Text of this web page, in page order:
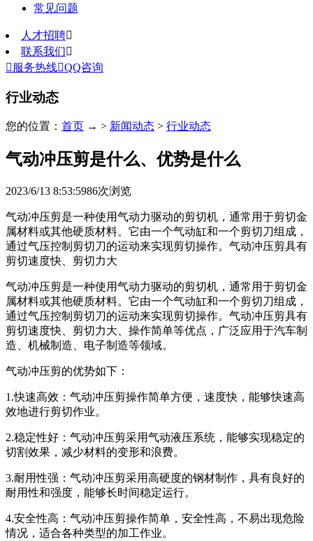
常见问题
人才招聘
联系我们
 服务热线QQ咨询
行业动态
您的位置： 首页 → > 新闻动态 > 行业动态
气动冲压剪是什么、优势是什么
2023/6/13 8:53:5986次浏览
气动冲压剪是一种使用气动力驱动的剪切机，通常用于剪切金
属材料或其他硬质材料。它由一个气动缸和一个剪切刀组成，
通过气压控制剪切刀的运动来实现剪切操作。气动冲压剪具有
剪切速度快、剪切力大
气动冲压剪是一种使用气动力驱动的剪切机，通常用于剪切金
属材料或其他硬质材料。它由一个气动缸和一个剪切刀组成，
通过气压控制剪切刀的运动来实现剪切操作。气动冲压剪具有
剪切速度快、剪切力大、操作简单等优点，广泛应用于汽车制
造、机械制造、电子制造等领域。
气动冲压剪的优势如下：
1.快速高效：气动冲压剪操作简单方便，速度快，能够快速高
效地进行剪切作业。
2.稳定性好：气动冲压剪采用气动液压系统，能够实现稳定的
切割效果，减少材料的变形和浪费。
3.耐用性强：气动冲压剪采用高硬度的钢材制作，具有良好的
耐用性和强度，能够长时间稳定运行。
4.安全性高：气动冲压剪操作简单，安全性高，不易出现危险
情况，适合各种类型的加工作业。